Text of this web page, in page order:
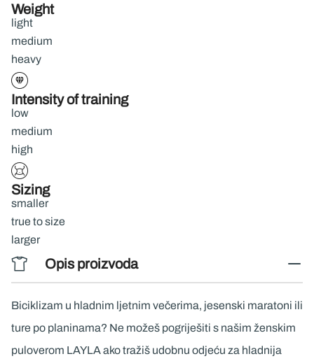
Weight
light
medium
heavy
Intensity of training
low
medium
high
Sizing
smaller
true to size
larger
Opis proizvoda
Biciklizam u hladnim ljetnim večerima, jesenski maratoni ili
ture po planinama? Ne možeš pogriješiti s našim ženskim
puloverom LAYLA ako tražiš udobnu odjeću za hladnija